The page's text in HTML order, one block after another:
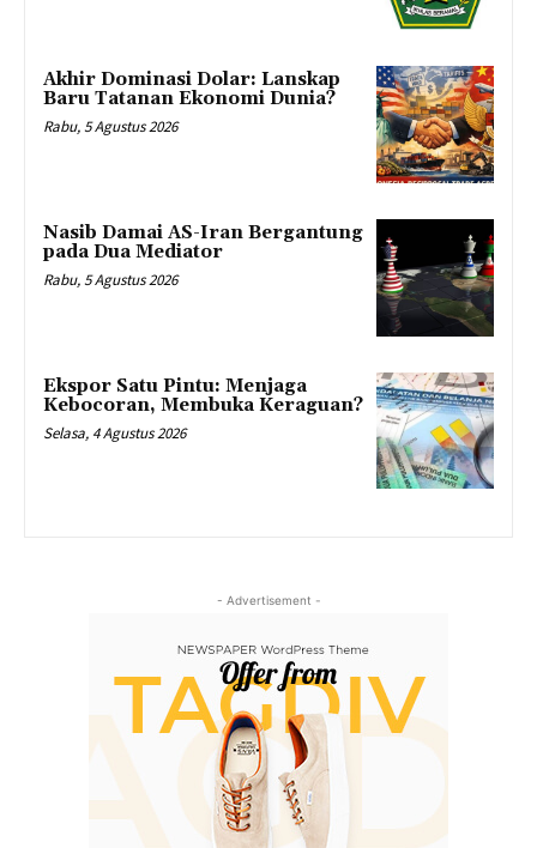
Akhir Dominasi Dolar: Lanskap
Baru Tatanan Ekonomi Dunia?
Rabu, 5 Agustus 2026
Nasib Damai AS-Iran Bergantung
pada Dua Mediator
Rabu, 5 Agustus 2026
Ekspor Satu Pintu: Menjaga
Kebocoran, Membuka Keraguan?
Selasa, 4 Agustus 2026
- Advertisement -